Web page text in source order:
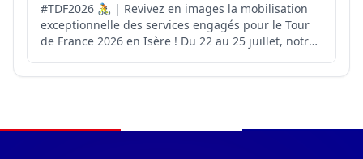
#TDF2026 🚴 | Revivez en images la mobilisation
exceptionnelle des services engagés pour le Tour
de France 2026 en Isère ! Du 22 au 25 juillet, notre
France. 4️⃣ jours d’engagement collectif pour